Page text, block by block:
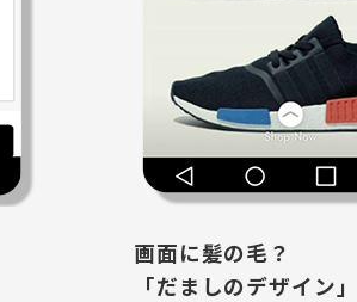
画面に髪の毛？
「だましのデザイン」